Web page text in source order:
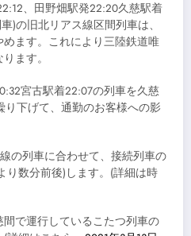
、田野畑駅発22:20久慈駅着
)の旧北リアス線区間列車は、
ます。これにより三陸鉄道唯
ます。
宮古駅着22:07の列車を久慈
下げて、通勤のお客様への影
の列車に合わせて、接続列車の
り数分前後)します。(詳細は時
で運行しているこたつ列車の